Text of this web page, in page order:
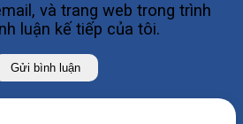
và trang web trong trình
luận kế tiếp của tôi.